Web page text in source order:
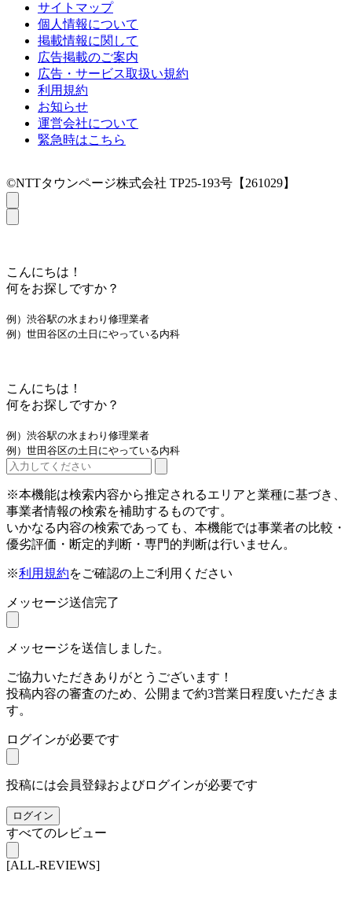
サイトマップ
個人情報について
掲載情報に関して
広告掲載のご案内
広告・サービス取扱い規約
利用規約
お知らせ
運営会社について
緊急時はこちら
©NTTタウンページ株式会社 TP25-193号【261029】
こんにちは！
何をお探しですか？
例）渋谷駅の水まわり修理業者
例）世田谷区の土日にやっている内科
こんにちは！
何をお探しですか？
例）渋谷駅の水まわり修理業者
例）世田谷区の土日にやっている内科
※本機能は検索内容から推定されるエリアと業種に基づき、
事業者情報の検索を補助するものです。
いかなる内容の検索であっても、本機能では事業者の比較・
優劣評価・断定的判断・専門的判断は行いません。
※利用規約をご確認の上ご利用ください
メッセージ送信完了
メッセージを送信しました。
ご協力いただきありがとうございます！
投稿内容の審査のため、公開まで約3営業日程度いただきま
す。
ログインが必要です
投稿には会員登録およびログインが必要です
ログイン
すべてのレビュー
[ALL-REVIEWS]